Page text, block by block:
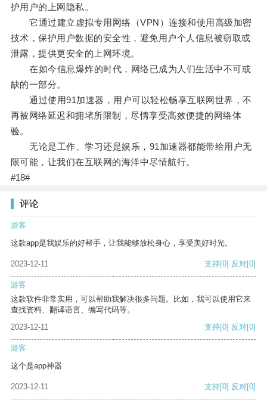
护用户的上网隐私。
它通过建立虚拟专用网络（VPN）连接和使用高级加密
技术，保护用户数据的安全性，避免用户个人信息被窃取或
泄露，提供更安全的上网环境。
在如今信息爆炸的时代，网络已成为人们生活中不可或
缺的一部分。
通过使用91加速器，用户可以轻松畅享互联网世界，不
再被网络延迟和拥堵所限制，尽情享受高效便捷的网络体
验。
无论是工作、学习还是娱乐，91加速器都能带给用户无
限可能，让我们在互联网的海洋中尽情航行。
#18#
评论
游客
这款app是我娱乐的好帮手，让我能够放松身心，享受美好时光。
2023-12-11 支持[0] 反对[0]
游客
这款软件非常实用，可以帮助我解决很多问题。比如，我可以使用它来
查找资料、翻译语言、编写代码等。
2023-12-11
支持[0] 反对[0]
游客
这个是app神器
2023-12-11 支持[0] 反对[0]